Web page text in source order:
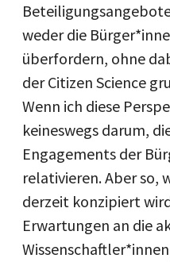
weder die
überfordern, ohne
der Citizen Science
Wenn ich diese
keineswegs darum,
Engagements der
relativieren. Aber so,
derzeit konzipiert
Erwartungen an die